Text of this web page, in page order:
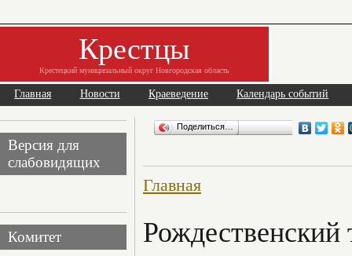
Крестцы
Крестецкий муниципальный округ Новгородская область
Главная Новости Краеведение Календарь событий
Версия для
слабовидящих
Комитет
Поделиться…
Главная